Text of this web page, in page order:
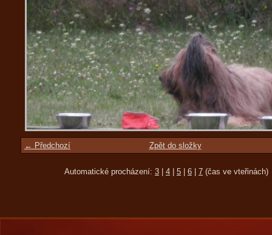
← Předchozí Zpět do složky
Automatické procházení: 3 4 5 6 7 (čas ve vteřinách)